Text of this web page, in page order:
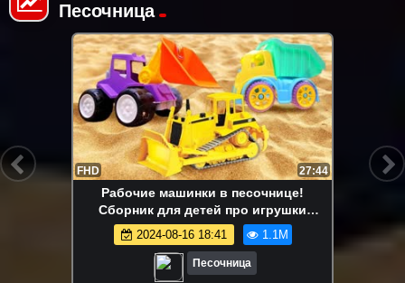
Песочница
FHD 13:58
Маша Капуки Кануки и игрушки в
песочнице — Развивающее видео для
самых маленьких
2024-08-16 18:41 1.1M
Песочница